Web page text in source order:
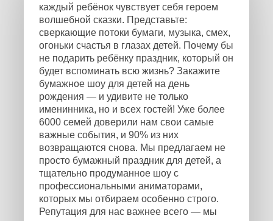
каждый ребёнок чувствует себя героем
волшебной сказки. Представьте:
сверкающие потоки бумаги, музыка, смех,
огоньки счастья в глазах детей. Почему бы
не подарить ребёнку праздник, который он
будет вспоминать всю жизнь? Закажите
бумажное шоу для детей на день
рождения — и удивите не только
именинника, но и всех гостей! Уже более
6000 семей доверили нам свои самые
важные события, и 90% из них
возвращаются снова. Мы предлагаем не
просто бумажный праздник для детей, а
тщательно продуманное шоу с
профессиональными аниматорами,
которых мы отбираем особенно строго.
Репутация для нас важнее всего — мы